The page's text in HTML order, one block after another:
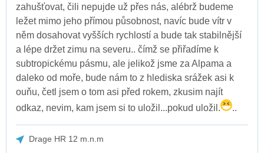
zahušťovat, čili nepujde už přes nás, alébrž budeme
ležet mimo jeho přímou působnost, navíc bude vítr v
něm dosahovat vyšších rychlostí a bude tak stabilnější
a lépe držet zimu na severu.. čímž se přiřadíme k
subtropickému pásmu, ale jelikož jsme za Alpama a
daleko od moře, bude nám to z hlediska srážek asi k
ouňu, četl jsem o tom asi před rokem, zkusim najít
odkaz, nevim, kam jsem si to uložil...pokud uložil.
..
Drage HR 12 m.n.m